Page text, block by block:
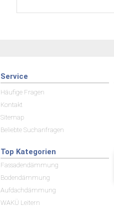
Service
Häufige Fragen
Kontakt
Sitemap
Beliebte Suchanfragen
Top Kategorien
Fassadendämmung
Bodendämmung
Aufdachdämmung
WAKÜ Leitern